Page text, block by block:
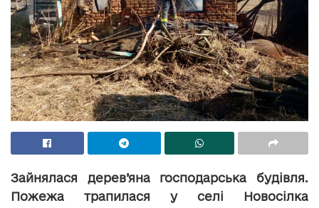
Зайнялася дерев’яна господарська будівля.
Пожежа трапилася у селі Новосілка